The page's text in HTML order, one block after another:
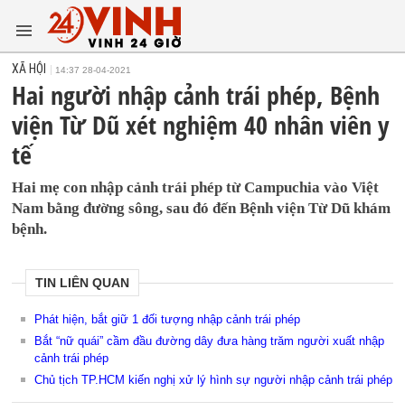
XÃ HỘI 14:37 28-04-2021
Hai người nhập cảnh trái phép, Bệnh
viện Từ Dũ xét nghiệm 40 nhân viên y
tế
Hai mẹ con nhập cảnh trái phép từ Campuchia vào Việt
Nam bằng đường sông, sau đó đến Bệnh viện Từ Dũ khám
bệnh.
TIN LIÊN QUAN
Phát hiện, bắt giữ 1 đối tượng nhập cảnh trái phép
Bắt “nữ quái” cầm đầu đường dây đưa hàng trăm người xuất nhập
cảnh trái phép
Chủ tịch TP.HCM kiến nghị xử lý hình sự người nhập cảnh trái phép